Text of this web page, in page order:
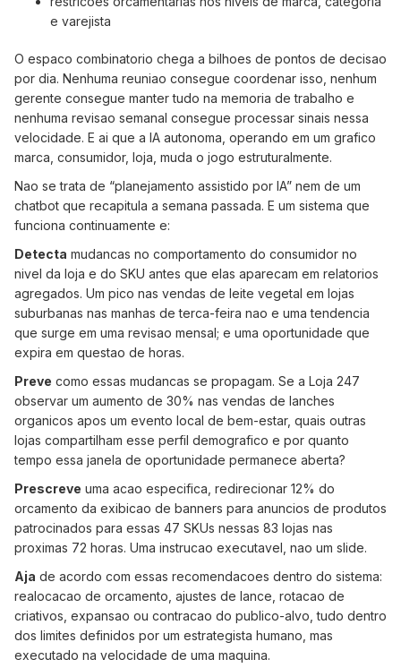
e varejista
O espaco combinatorio chega a bilhoes de pontos de decisao
por dia. Nenhuma reuniao consegue coordenar isso, nenhum
gerente consegue manter tudo na memoria de trabalho e
nenhuma revisao semanal consegue processar sinais nessa
velocidade. E ai que a IA autonoma, operando em um grafico
marca, consumidor, loja, muda o jogo estruturalmente.
Nao se trata de “planejamento assistido por IA” nem de um
chatbot que recapitula a semana passada. E um sistema que
funciona continuamente e:
Detecta mudancas no comportamento do consumidor no
nivel da loja e do SKU antes que elas aparecam em relatorios
agregados. Um pico nas vendas de leite vegetal em lojas
suburbanas nas manhas de terca-feira nao e uma tendencia
que surge em uma revisao mensal; e uma oportunidade que
expira em questao de horas.
Preve como essas mudancas se propagam. Se a Loja 247
observar um aumento de 30% nas vendas de lanches
organicos apos um evento local de bem-estar, quais outras
lojas compartilham esse perfil demografico e por quanto
tempo essa janela de oportunidade permanece aberta?
Prescreve uma acao especifica, redirecionar 12% do
orcamento da exibicao de banners para anuncios de produtos
patrocinados para essas 47 SKUs nessas 83 lojas nas
proximas 72 horas. Uma instrucao executavel, nao um slide.
Aja de acordo com essas recomendacoes dentro do sistema:
realocacao de orcamento, ajustes de lance, rotacao de
criativos, expansao ou contracao do publico-alvo, tudo dentro
dos limites definidos por um estrategista humano, mas
executado na velocidade de uma maquina.